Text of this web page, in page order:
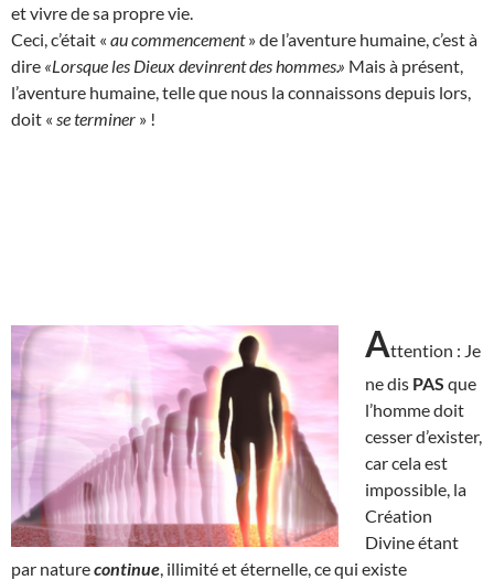
et vivre de sa propre vie.
Ceci, c’était « au commencement» de l’aventure humaine, c’est à
dire «Lorsque les Dieux devinrent des hommes.» Mais à présent,
l’aventure humaine, telle que nous la connaissons depuis lors,
doit « se terminer » !
Attention : Je
ne dis PAS que
l’homme doit
cesser d’exister,
car cela est
impossible, la
Création
Divine étant
par naturecontinue , illimité et éternelle, ce qui existe